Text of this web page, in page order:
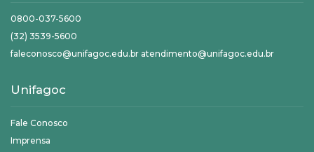
0800-037-5600
(32) 3539-5600
faleconosco@unifagoc.edu.br atendimento@unifagoc.edu.br
Unifagoc
Fale Conosco
Imprensa